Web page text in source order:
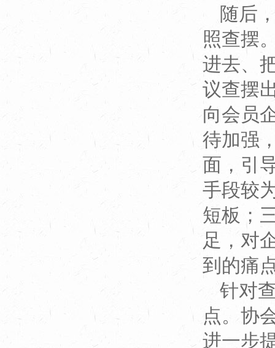
随后
照查摆
进去、
议查摆
向会员
待加强
面，引
手段较
短板；
足，对
到的痛
针对
点。协
进一步